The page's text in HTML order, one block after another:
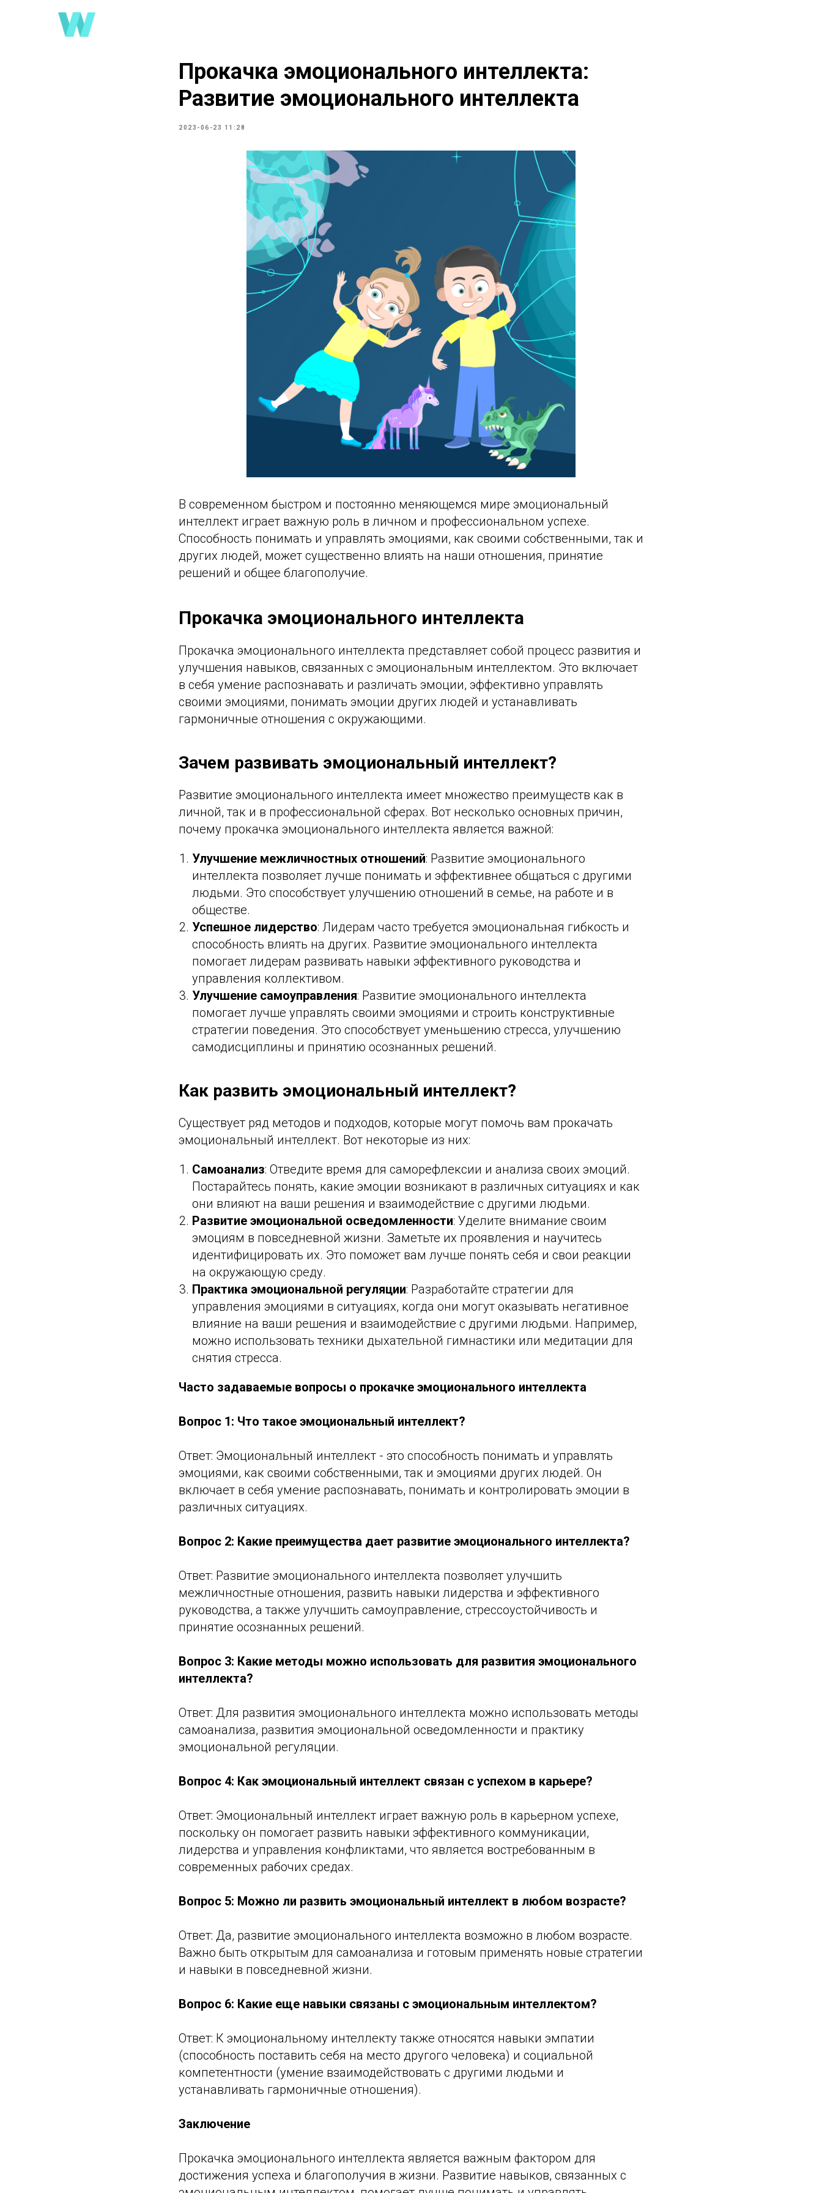
Прокачка эмоционального интеллекта:
Развитие эмоционального интеллекта
2023-06-23 11:28
В современном быстром и постоянно меняющемся мире эмоциональный
интеллект играет важную роль в личном и профессиональном успехе.
Способность понимать и управлять эмоциями, как своими собственными, так и
других людей, может существенно влиять на наши отношения, принятие
решений и общее благополучие.
Прокачка эмоционального интеллекта
Прокачка эмоционального интеллекта представляет собой процесс развития и
улучшения навыков, связанных с эмоциональным интеллектом. Это включает
в себя умение распознавать и различать эмоции, эффективно управлять
своими эмоциями, понимать эмоции других людей и устанавливать
гармоничные отношения с окружающими.
Зачем развивать эмоциональный интеллект?
Развитие эмоционального интеллекта имеет множество преимуществ как в
личной, так и в профессиональной сферах. Вот несколько основных причин,
почему прокачка эмоционального интеллекта является важной:
Улучшение межличностных отношений: Развитие эмоционального
интеллекта позволяет лучше понимать и эффективнее общаться с другими
людьми. Это способствует улучшению отношений в семье, на работе и в
обществе.
Успешное лидерство: Лидерам часто требуется эмоциональная гибкость и
способность влиять на других. Развитие эмоционального интеллекта
помогает лидерам развивать навыки эффективного руководства и
управления коллективом.
Улучшение самоуправления: Развитие эмоционального интеллекта
помогает лучше управлять своими эмоциями и строить конструктивные
стратегии поведения. Это способствует уменьшению стресса, улучшению
самодисциплины и принятию осознанных решений.
Как развить эмоциональный интеллект?
Существует ряд методов и подходов, которые могут помочь вам прокачать
эмоциональный интеллект. Вот некоторые из них:
Самоанализ: Отведите время для саморефлексии и анализа своих эмоций.
Постарайтесь понять, какие эмоции возникают в различных ситуациях и как
они влияют на ваши решения и взаимодействие с другими людьми.
Развитие эмоциональной осведомленности: Уделите внимание своим
эмоциям в повседневной жизни. Заметьте их проявления и научитесь
идентифицировать их. Это поможет вам лучше понять себя и свои реакции
на окружающую среду.
Практика эмоциональной регуляции: Разработайте стратегии для
управления эмоциями в ситуациях, когда они могут оказывать негативное
влияние на ваши решения и взаимодействие с другими людьми. Например,
можно использовать техники дыхательной гимнастики или медитации для
снятия стресса.
Часто задаваемые вопросы о прокачке эмоционального интеллекта
Вопрос 1: Что такое эмоциональный интеллект?
Ответ: Эмоциональный интеллект - это способность понимать и управлять
эмоциями, как своими собственными, так и эмоциями других людей. Он
включает в себя умение распознавать, понимать и контролировать эмоции в
различных ситуациях.
Вопрос 2: Какие преимущества дает развитие эмоционального интеллекта?
Ответ: Развитие эмоционального интеллекта позволяет улучшить
межличностные отношения, развить навыки лидерства и эффективного
руководства, а также улучшить самоуправление, стрессоустойчивость и
принятие осознанных решений.
Вопрос 3: Какие методы можно использовать для развития эмоционального
интеллекта?
Ответ: Для развития эмоционального интеллекта можно использовать методы
самоанализа, развития эмоциональной осведомленности и практику
эмоциональной регуляции.
Вопрос 4: Как эмоциональный интеллект связан с успехом в карьере?
Ответ: Эмоциональный интеллект играет важную роль в карьерном успехе,
поскольку он помогает развить навыки эффективного коммуникации,
лидерства и управления конфликтами, что является востребованным в
современных рабочих средах.
Вопрос 5: Можно ли развить эмоциональный интеллект в любом возрасте?
Ответ: Да, развитие эмоционального интеллекта возможно в любом возрасте.
Важно быть открытым для самоанализа и готовым применять новые стратегии
и навыки в повседневной жизни.
Вопрос 6: Какие еще навыки связаны с эмоциональным интеллектом?
Ответ: К эмоциональному интеллекту также относятся навыки эмпатии
(способность поставить себя на место другого человека) и социальной
компетентности (умение взаимодействовать с другими людьми и
устанавливать гармоничные отношения).
Заключение
Прокачка эмоционального интеллекта является важным фактором для
достижения успеха и благополучия в жизни. Развитие навыков, связанных с